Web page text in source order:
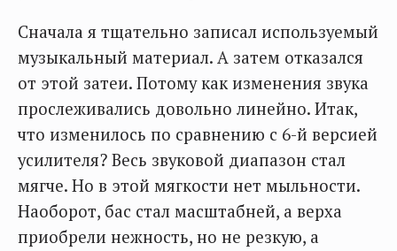
Сначала я тщательно записал используемый
музыкальный материал. А затем отказался
от этой затеи. Потому как изменения звука
прослеживались довольно линейно. Итак,
что изменилось по сравнению с 6-й версией
усилителя? Весь звуковой диапазон стал
мягче. Но в этой мягкости нет мыльности.
Наоборот, бас стал масштабней, а верха
приобрели нежность, но не резкую, а